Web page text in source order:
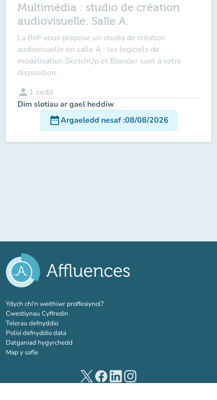
Multimédia : studio de création
audiovisuelle. Salle A.
La BnF vous propose un studio de création
audiovisuelle en salle A : les logiciels de
modélisation SketchUp et Blender sont à votre
disposition.
person 1 sedd
Dim slotiau ar gael heddiw
date_rangeArgaeledd nesaf:08/08/2026
Ydych chi'n weithiwr proffesiynol?(tab newydd)
Cwestiynau Cyffredin
Telerau defnyddio
Polisi defnyddio data
Datganiad hygyrchedd
Map y safle
(tab newydd)
(tab newydd)
(tab newydd)